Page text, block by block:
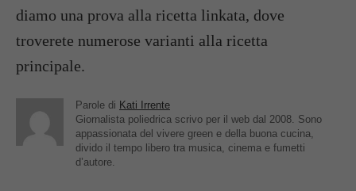
diamo una prova alla ricetta linkata, dove
troverete numerose varianti alla ricetta
principale.
Parole di Kati Irrente
Giornalista poliedrica scrivo per il web dal 2008. Sono
appassionata del vivere green e della buona cucina,
divido il tempo libero tra musica, cinema e fumetti
d’autore.